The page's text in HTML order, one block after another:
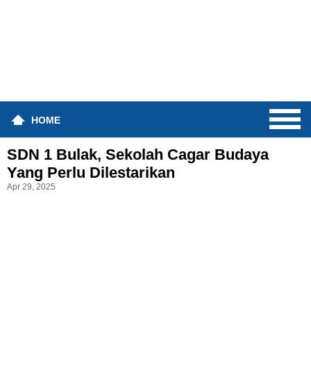
HOME
SDN 1 Bulak, Sekolah Cagar Budaya
Yang Perlu Dilestarikan
Apr 29, 2025